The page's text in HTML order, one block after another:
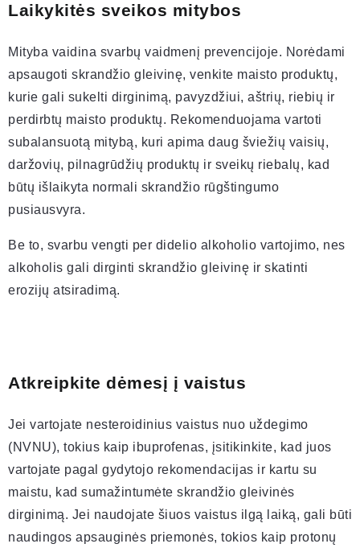
Laikykitės sveikos mitybos
Mityba vaidina svarbų vaidmenį prevencijoje. Norėdami
apsaugoti skrandžio gleivinę, venkite maisto produktų,
kurie gali sukelti dirginimą, pavyzdžiui, aštrių, riebių ir
perdirbtų maisto produktų. Rekomenduojama vartoti
subalansuotą mitybą, kuri apima daug šviežių vaisių,
daržovių, pilnagrūdžių produktų ir sveikų riebalų, kad
būtų išlaikyta normali skrandžio rūgštingumo
pusiausvyra.
Be to, svarbu vengti per didelio alkoholio vartojimo, nes
alkoholis gali dirginti skrandžio gleivinę ir skatinti
erozijų atsiradimą.
Atkreipkite dėmesį į vaistus
Jei vartojate nesteroidinius vaistus nuo uždegimo
(NVNU), tokius kaip ibuprofenas, įsitikinkite, kad juos
vartojate pagal gydytojo rekomendacijas ir kartu su
maistu, kad sumažintumėte skrandžio gleivinės
dirginimą. Jei naudojate šiuos vaistus ilgą laiką, gali būti
naudingos apsauginės priemonės, tokios kaip protonų